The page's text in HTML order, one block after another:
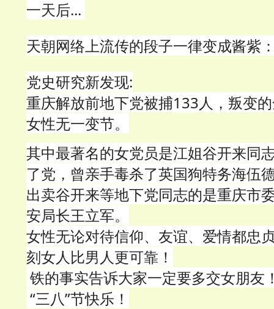
一天后...
天朝网络上流传的段子一律变成酱紫
党史研究新发现:
重庆解放前地下党被捕133人，叛变
女性无一变节。
其中最著名的女党员是江姐谷开来同
了党，曾亲手毒杀了英国狗特务海伍
出卖谷开来等地下党同志的是重庆市
安局长王立军。
女性无论对待信仰、友谊、爱情都忠
刻女人比男人更可靠！
铁的事实告诉大家一定要多交女朋友
“三八”节快乐！